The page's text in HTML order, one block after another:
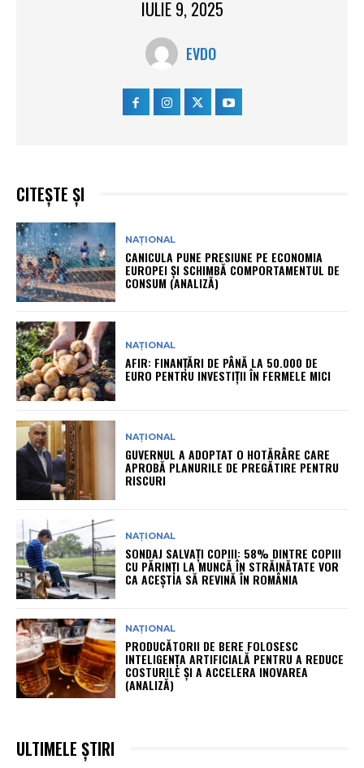
IULIE 9, 2025
EVDO
CITEȘTE ȘI
NAȚIONAL
CANICULA PUNE PRESIUNE PE ECONOMIA
EUROPEI ȘI SCHIMBĂ COMPORTAMENTUL DE
CONSUM (ANALIZĂ)
NAȚIONAL
AFIR: FINANȚĂRI DE PÂNĂ LA 50.000 DE
EURO PENTRU INVESTIȚII ÎN FERMELE MICI
NAȚIONAL
GUVERNUL A ADOPTAT O HOTĂRÂRE CARE
APROBĂ PLANURILE DE PREGĂTIRE PENTRU
RISCURI
NAȚIONAL
SONDAJ SALVAȚI COPIII: 58% DINTRE COPIII
CU PĂRINȚI LA MUNCĂ ÎN STRĂINĂTATE VOR
CA ACEȘTIA SĂ REVINĂ ÎN ROMÂNIA
NAȚIONAL
PRODUCĂTORII DE BERE FOLOSESC
INTELIGENȚA ARTIFICIALĂ PENTRU A REDUCE
COSTURILE ȘI A ACCELERA INOVAREA
(ANALIZĂ)
ULTIMELE ȘTIRI